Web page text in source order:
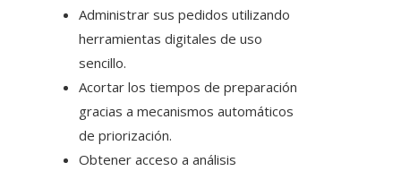
Administrar sus pedidos utilizando
herramientas digitales de uso
sencillo.
Acortar los tiempos de preparación
gracias a mecanismos automáticos
de priorización.
Obtener acceso a análisis